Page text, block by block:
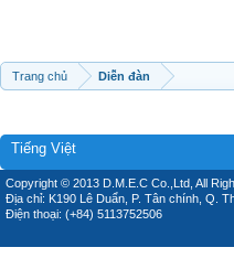
Trang chủ Diễn đàn
Tiếng Việt
Copyright © 2013 D.M.E.C Co.,Ltd, All
Địa chỉ: K190 Lê Duẩn, P. Tân chính, Q.
Điện thoại: (+84) 5113752506